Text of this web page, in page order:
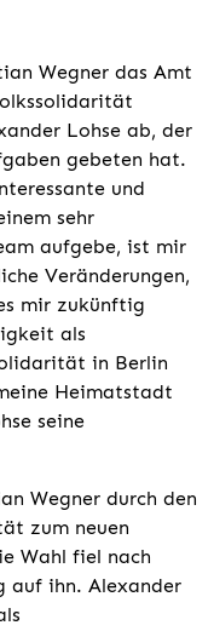
Wegner das Amt
Lohse ab, der
gebeten hat.
und
sehr
aufgebe, ist mir
Veränderungen,
mir zukünftig
als
in Berlin
Heimatstadt
seine
Wegner durch den
zum neuen
Wahl fiel nach
auf ihn. Alexander